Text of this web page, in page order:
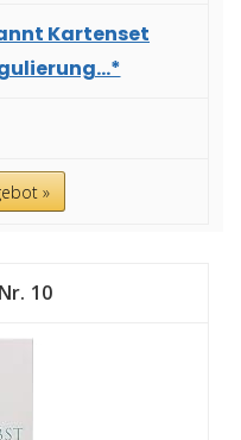
Kartenset
»
10